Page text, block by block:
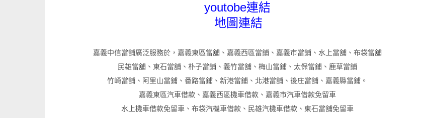
youtobe連結
地圖連結
嘉義中信當舖廣泛服務於，嘉義東區當舖、嘉義西區當鋪、嘉義市當鋪、水上當舖、布袋當舖
民雄當舖、東石當舖、朴子當鋪、義竹當舖、梅山當鋪、太保當鋪、鹿草當鋪
竹崎當舖、阿里山當鋪、番路當鋪、新港當鋪、北港當舖、後庄當舖、嘉義縣當鋪。
嘉義東區汽車借款、嘉義西區機車借款、嘉義市汽車借款免留車
水上機車借款免留車、布袋汽機車借款、民雄汽機車借款、東石當舖免留車